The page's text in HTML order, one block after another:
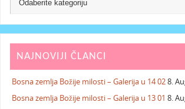
NAJNOVIJI ČLANCI
Bosna zemlja Božije milosti – Galerija u 14 028.
Bosna zemlja Božije milosti – Galerija u 13 01 8.